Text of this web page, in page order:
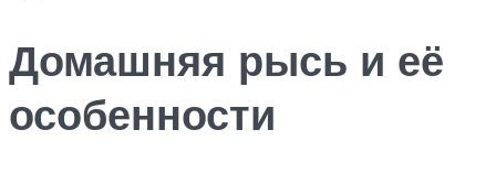
Домашняя рысь и её
особенности